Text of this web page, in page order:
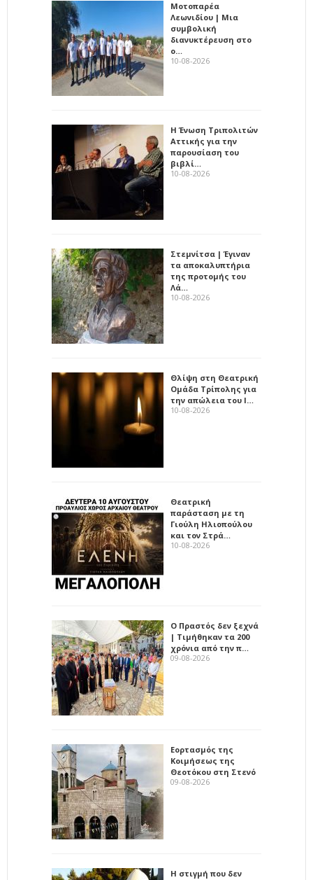
Μοτοπαρέα
Λεωνιδίου | Μια
συμβολική
διανυκτέρευση στο
ο…
10-08-2026
Η Ένωση Τριπολιτών
Αττικής για την
παρουσίαση του
βιβλί…
10-08-2026
Στεμνίτσα | Έγιναν
τα αποκαλυπτήρια
της προτομής του
Λά…
10-08-2026
Θλίψη στη Θεατρική
Ομάδα Τρίπολης για
την απώλεια του Ι…
10-08-2026
Θεατρική
παράσταση με τη
Γιούλη Ηλιοπούλου
και τον Στρά…
10-08-2026
Ο Πραστός δεν ξεχνά
| Τιμήθηκαν τα 200
χρόνια από την π…
09-08-2026
Εορτασμός της
Κοιμήσεως της
Θεοτόκου στη Στενό
09-08-2026
Η στιγμή που δεν